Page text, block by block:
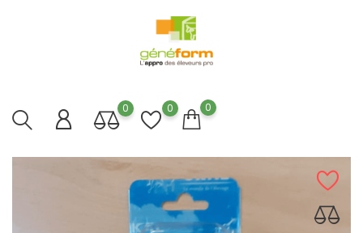
0 0 0